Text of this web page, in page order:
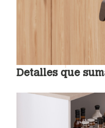
Detalles que